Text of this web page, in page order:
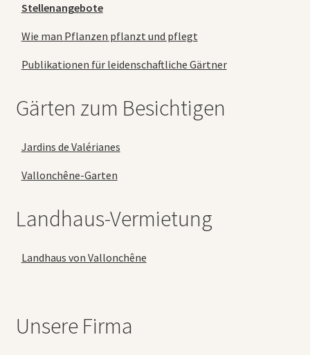
Stellenangebote
Wie man Pflanzen pflanzt und pflegt
Publikationen für leidenschaftliche Gärtner
Gärten zum Besichtigen
Jardins de Valérianes
Vallonchêne-Garten
Landhaus-Vermietung
Landhaus von Vallonchêne
Unsere Firma